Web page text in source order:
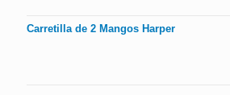
Carretilla de 2 Mangos Harper